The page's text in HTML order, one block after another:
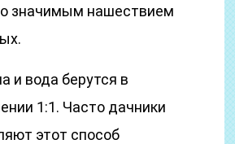
значимым нашествием
и вода берутся в
1:1. Часто дачники
этот способ